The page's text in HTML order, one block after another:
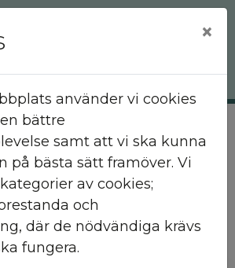
sidor
sidor
×
använder vi cookies
bättre
samt att vi ska kunna
på bästa sätt framöver. Vi
av cookies;
och
där de nödvändiga krävs
fungera.